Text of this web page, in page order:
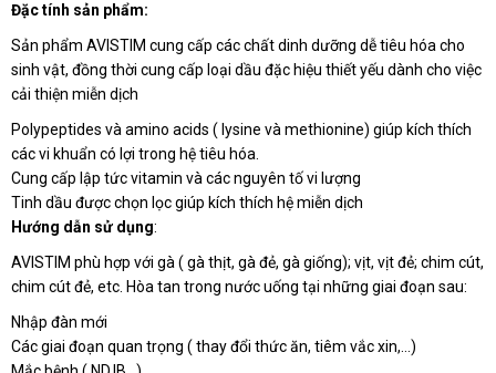
Đặc tính sản phẩm:
Sản phẩm AVISTIM cung cấp các chất dinh dưỡng dễ tiêu hóa cho
sinh vật, đồng thời cung cấp loại dầu đặc hiệu thiết yếu dành cho việc
cải thiện miễn dịch
Polypeptides và amino acids ( lysine và methionine) giúp kích thích
các vi khuẩn có lợi trong hệ tiêu hóa.
Cung cấp lập tức vitamin và các nguyên tố vi lượng
Tinh dầu được chọn lọc giúp kích thích hệ miễn dịch
Hướng dẫn sử dụng:
AVISTIM phù hợp với gà ( gà thịt, gà đẻ, gà giống); vịt, vịt đẻ; chim cút,
chim cút đẻ, etc. Hòa tan trong nước uống tại những giai đoạn sau:
Nhập đàn mới
Các giai đoạn quan trọng ( thay đổi thức ăn, tiêm vắc xin,…)